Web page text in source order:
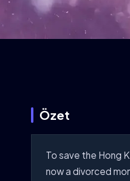
Özet
To save the Hong
now a divorced